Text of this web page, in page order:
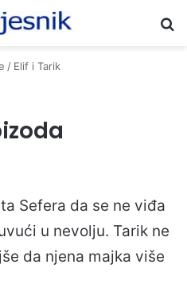
/ Elif i Tarik
Sefera da se ne viđa
u nevolju. Tarik ne
da njena majka više